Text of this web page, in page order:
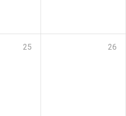
25 26